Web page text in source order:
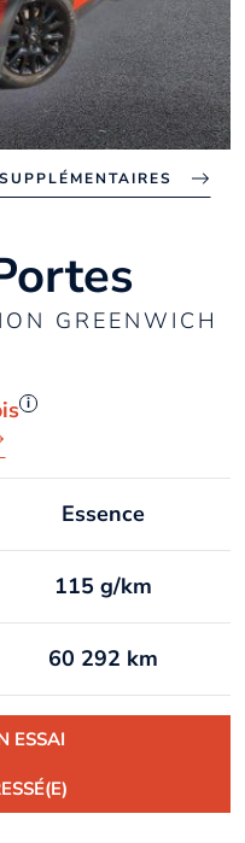
GREENWICH
i
Essence
115 g/km
60 292 km
ESSAI